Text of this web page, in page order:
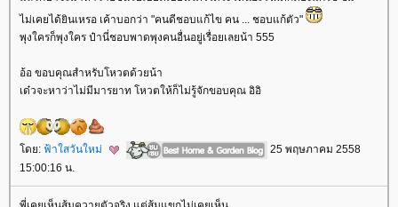
ไม่เคยได้ยินเหรอ เค้าบอกว่า "คนดีชอบแก้ไข คน ... ชอบแก้ตัว"
พุงใครก็พุงใคร ป๋านี่ชอบพาดพุงคนอื่นอยู่เรื่อยเลยน้า 555
อ้อ ขอบคุณสำหรับโหวตด้วยน้า
เด๋วจะหาว่าไม่มีมารยาท โหวตให้ก็ไม่รู้จักขอบคุณ อิอิ
ดย: ฟ้าใสวันใหม่
25 พฤษภาคม 2558
15:00:16 น.